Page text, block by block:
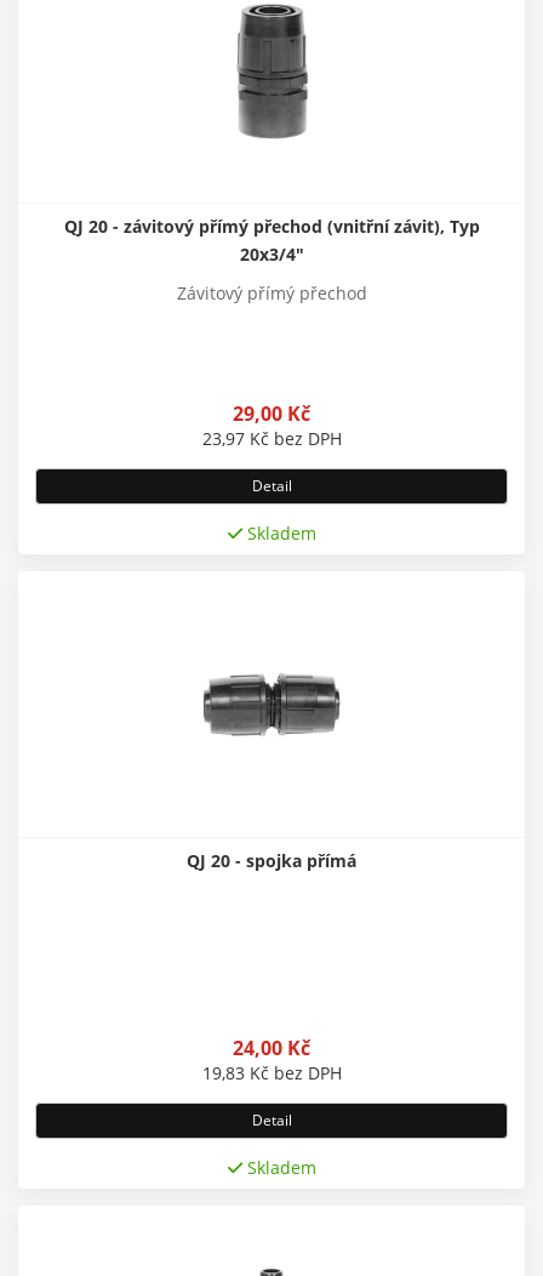
QJ 20 - závitový přímý přechod (vnitřní závit), Typ
20x3/4"
Závitový přímý přechod
29,00 Kč
23,97 Kč bez DPH
Detail
Skladem
QJ 20 - spojka přímá
24,00 Kč
19,83 Kč bez DPH
Detail
Skladem